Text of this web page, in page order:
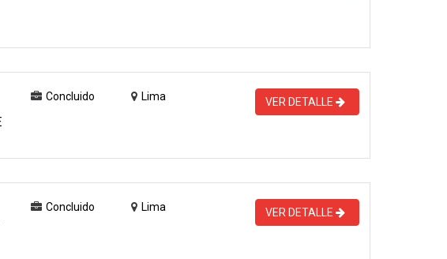
Concluido Lima VER DETALLE
Concluido Lima VER DETALLE